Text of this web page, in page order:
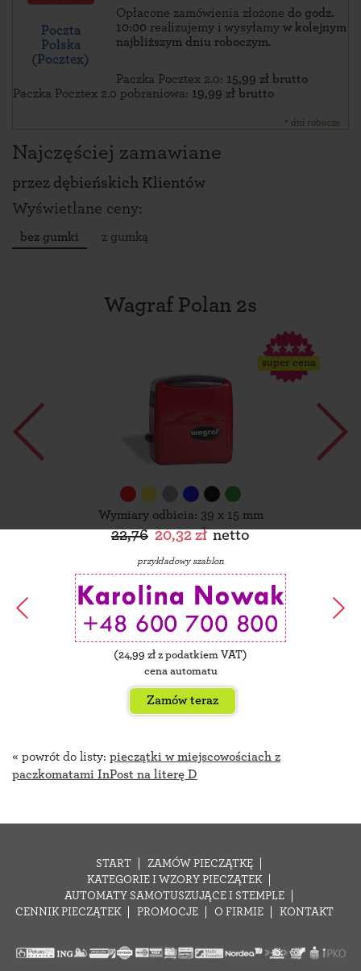
Poczta
Polska
(Pocztex)
Opłacone zamówienia złożone do godz.
10:00 realizujemy i wysyłamy w kolejnym
najbliższym dniu roboczym.
Paczka Pocztex 2.0: 15,99 zł brutto
Paczka Pocztex 2.0 pobraniowa: 19,99 zł brutto
* dni robocze
Najczęściej zamawiane
przez dębieńskich Klientów
Wyświetlane ceny:
bez gumki z gumką
Wagraf Polan 2s
super cena
Wymiary odbicia: 39 x 15 mm
22,76 20,32 złnetto
przykładowy szablon
(24,99 zł z podatkiem VAT)
cena automatu
Zamów teraz
« powrót do listy: pieczątki w miejscowościach z
paczkomatami InPost na literę D
START
ZAMÓW PIECZĄTKĘ
KATEGORIE I WZORY PIECZĄTEK
AUTOMATY SAMOTUSZUJĄCE I STEMPLE
CENNIK PIECZĄTEK
PROMOCJE O FIRMIE KONTAKT